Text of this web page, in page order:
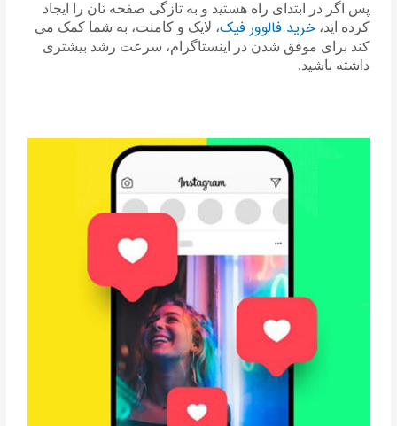
پس اگر در ابتدای راه هستید و به تازگی صفحه تان را ایجاد
کرده اید،خرید فالوور فیک، لایک و کامنت، به شما کمک می
کند برای موفق شدن در اینستاگرام، سرعت رشد بیشتری
داشته باشید.